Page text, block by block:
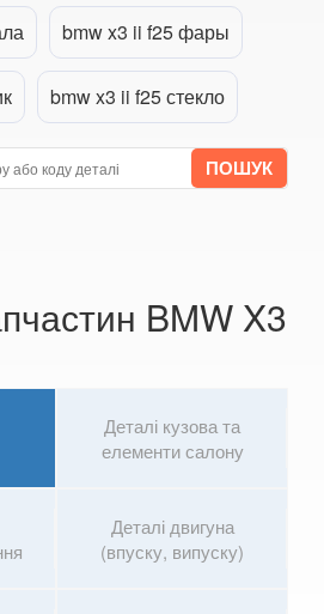
G68E)
bmw x3 ii f25 фары
bmw x3 ii f25 стекло
BMW X3
Деталі кузова та
елементи салону
Деталі двигуна
(впуску, випуску)